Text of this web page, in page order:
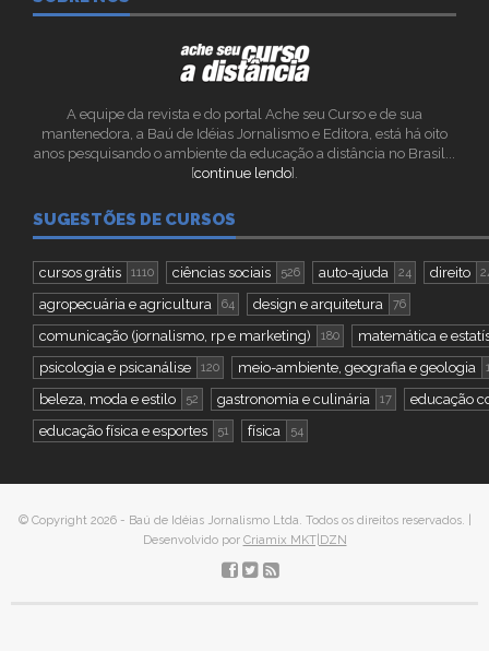
A equipe da revista e do portal Ache seu Curso e de sua
mantenedora, a Baú de Idéias Jornalismo e Editora, está há oito
anos pesquisando o ambiente da educação a distância no Brasil...
[continue lendo].
SUGESTÕES DE CURSOS
cursos grátis 1110 ciências sociais 526 auto-ajuda 24 direito
agropecuária e agricultura 64 design e arquitetura 76
comunicação (jornalismo, rp e marketing) 180
matemática e
psicologia e psicanálise
120 meio-ambiente, geografia e geologia
beleza, moda e estilo 52 gastronomia e culinária 17
educação
educação física e esportes
51 física 54
© Copyright 2026 - Baú de Idéias Jornalismo Ltda. Todos os direitos reservados. |
Desenvolvido por Criamix MKT|DZN